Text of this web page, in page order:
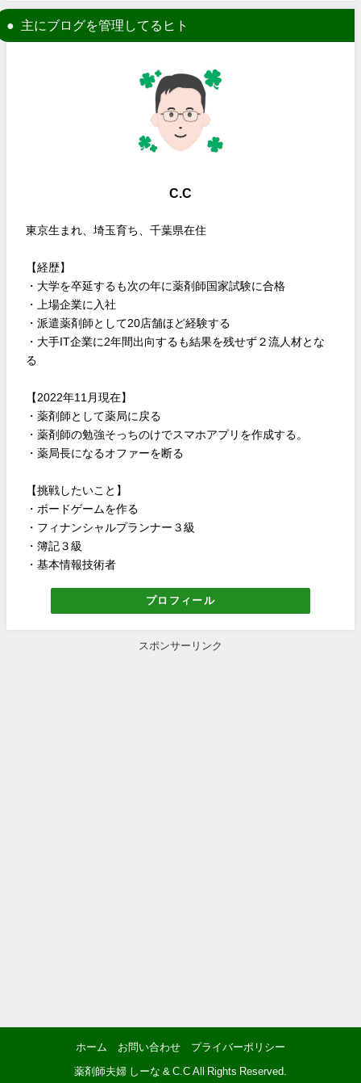
主にブログを管理してるヒト
C.C
東京生まれ、埼玉育ち、千葉県在住
【経歴】
・大学を卒延するも次の年に薬剤師国家試験に合格
・上場企業に入社
・派遣薬剤師として20店舗ほど経験する
・大手IT企業に2年間出向するも結果を残せず２流人材とな
る
【2022年11月現在】
・薬剤師として薬局に戻る
・薬剤師の勉強そっちのけでスマホアプリを作成する。
・薬局長になるオファーを断る
【挑戦したいこと】
・ボードゲームを作る
・フィナンシャルプランナー３級
・簿記３級
・基本情報技術者
プロフィール
スポンサーリンク
ホーム お問い合わせ プライバーポリシー
薬剤師夫婦 しーな & C.C All Rights Reserved.